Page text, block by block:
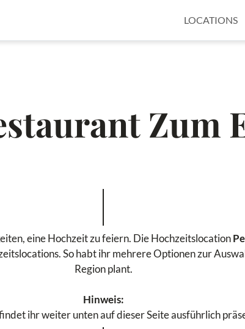
LOCATIONS
Zum
eine Hochzeit zu feiern. Die Hochzeitslocation
So habt ihr mehrere Optionen zur
Region plant.
Hinweis:
ihr weiter unten auf dieser Seite ausführlich